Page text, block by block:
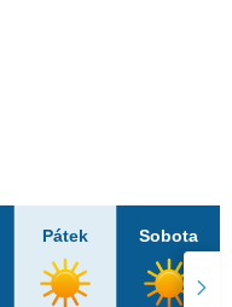
Pátek Sobota